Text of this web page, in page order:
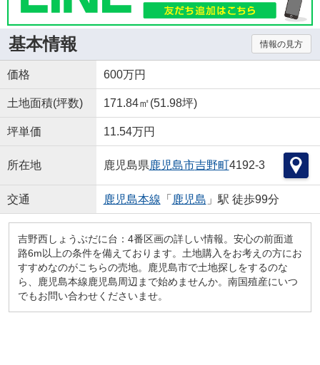
基本情報 情報の見方
価格 600万円
土地面積(坪数) 171.84㎡(51.98坪)
坪単価 11.54万円
所在地 鹿児島県鹿児島市吉野町4192-3
交通 鹿児島本線 「 鹿児島 」駅 徒歩99分
吉野西しょうぶだに台：4番区画の詳しい情報。安心の前面道
路6m以上の条件を備えております。土地購入をお考えの方にお
すすめなのがこちらの売地。鹿児島市で土地探しをするのな
ら、鹿児島本線鹿児島周辺まで始めませんか。南国殖産にいつ
でもお問い合わせくださいませ。